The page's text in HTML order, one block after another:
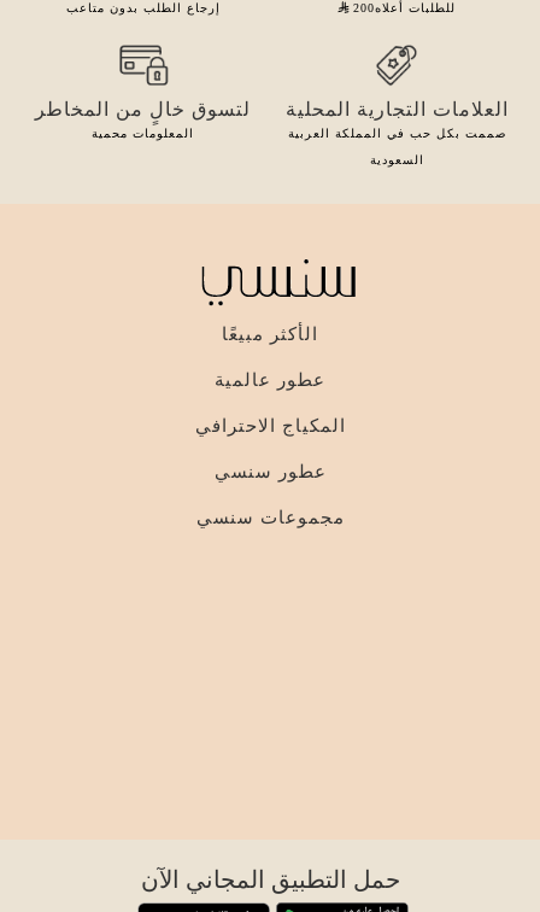
للطلبات أعلاه200 إرجاع الطلب بدون متاعب
العلامات التجارية المحلية
صممت بكل حب في المملكة العربية
السعودية
لتسوق خالٍ من المخاطر
المعلومات محمية
الأكثر مبيعًا
عطور عالمية
المكياج الاحترافي
عطور سنسي
مجموعات سنسي
حمل التطبيق المجاني الآن